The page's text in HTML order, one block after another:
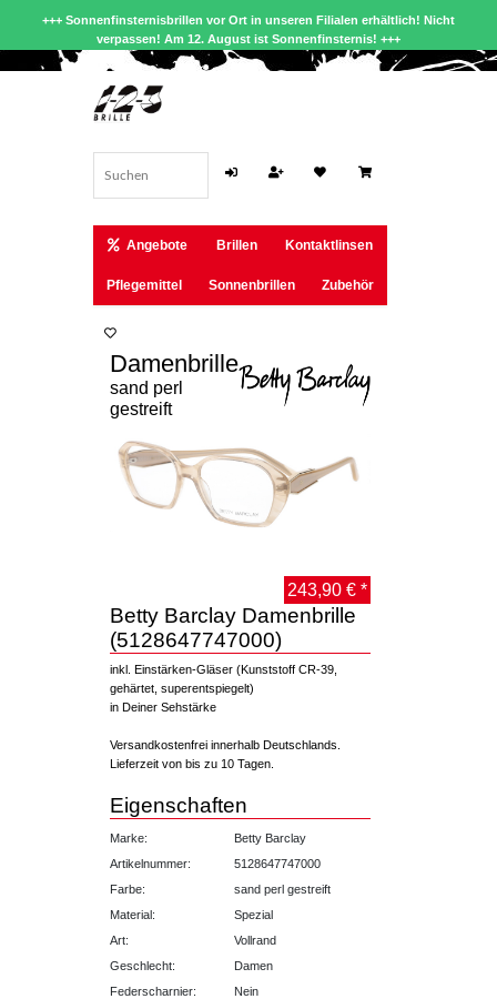
+++ Sonnenfinsternisbrillen vor Ort in unseren Filialen erhältlich! Nicht
verpassen! Am 12. August ist Sonnenfinsternis! +++
Angebote Brillen Kontaktlinsen
Pflegemittel Sonnenbrillen Zubehör
Damenbrille
sand perl
gestreift
243,90 € *
Betty Barclay Damenbrille
(5128647747000)
inkl. Einstärken-Gläser (Kunststoff CR-39,
gehärtet, superentspiegelt)
in Deiner Sehstärke
Versandkostenfrei innerhalb Deutschlands.
Lieferzeit von bis zu 10 Tagen.
Eigenschaften
Marke:
Betty Barclay
Artikelnummer:
5128647747000
Farbe:
sand perl gestreift
Material:
Spezial
Art:
Vollrand
Geschlecht:
Damen
Federscharnier:
Nein